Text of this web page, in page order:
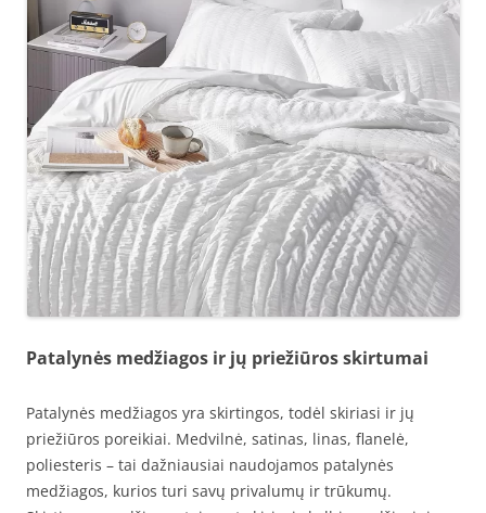
Patalynės medžiagos ir jų priežiūros skirtumai
Patalynės medžiagos yra skirtingos, todėl skiriasi ir jų
priežiūros poreikiai. Medvilnė, satinas, linas, flanelė,
poliesteris – tai dažniausiai naudojamos patalynės
medžiagos, kurios turi savų privalumų ir trūkumų.